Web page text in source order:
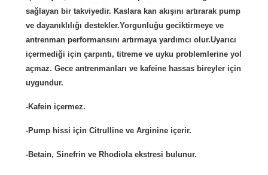
sağlayan bir takviyedir. Kaslara kan akışını artırarak pump
ve dayanıklılığı destekler.Yorgunluğu geciktirmeye ve
antrenman performansını artırmaya yardımcı olur.Uyarıcı
içermediği için çarpıntı, titreme ve uyku problemlerine yol
açmaz. Gece antrenmanları ve kafeine hassas bireyler için
uygundur.
-Kafein içermez.
-Pump hissi için Citrulline ve Arginine içerir.
-Betain, Sinefrin ve Rhodiola ekstresi bulunur.